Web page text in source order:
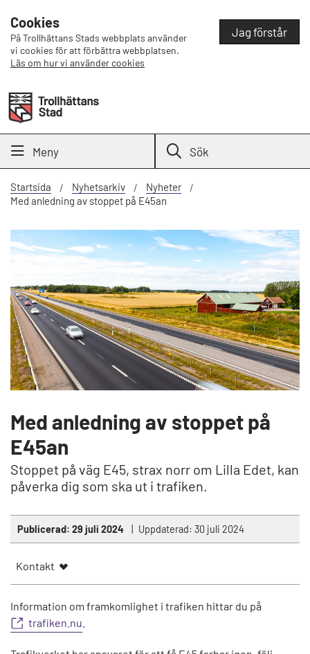
Cookies
På Trollhättans Stads webbplats använder
vi cookies för att förbättra webbplatsen.
Läs om hur vi använder cookies
Jag förstår
Meny Sök
Startsida Nyhetsarkiv
Nyheter
Med anledning av stoppet på E45an
Med anledning av stoppet på
E45an
Stoppet på väg E45, strax norr om Lilla Edet, kan
påverka dig som ska ut i trafiken.
Publicerad: 29 juli 2024 Uppdaterad: 30 juli 2024
Kontakt
Information om framkomlighet i trafiken hittar du på
trafiken.nu